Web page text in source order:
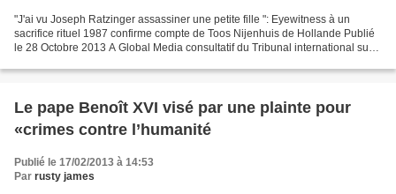
"J'ai vu Joseph Ratzinger assassiner une petite fille ": Eyewitness à un
sacrifice rituel 1987 confirme compte de Toos Nijenhuis de Hollande Publié
le 28 Octobre 2013 A Global Media consultatif du Tribunal international sur
Le pape Benoît XVI visé par une plainte pour
«crimes contre l’humanité
Publié le 17/02/2013 à 14:53
Par rusty james